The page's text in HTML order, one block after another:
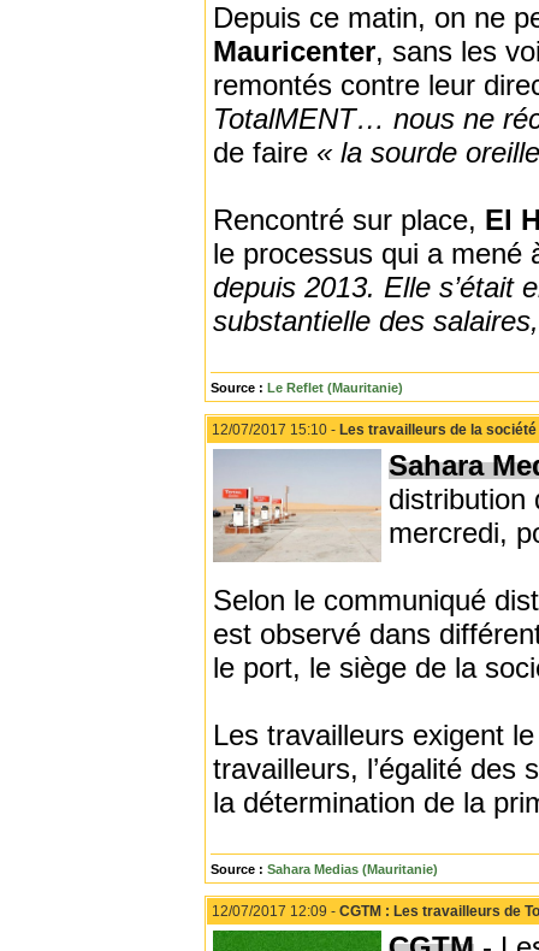
Depuis ce matin, on ne
Mauricenter, sans les
remontés contre leur
TotalMENT… nous ne
de faire « la sourde
Rencontré sur place, El
le processus qui a
depuis 2013. Elle s’était
substantielle des
Source : Le Reflet (Mauritanie)
12/07/2017 15:10 - Les travailleurs de la
Sahara
distribution
mercredi,
Selon le communiqué
est observé dans
le port, le siège de la
Les travailleurs exigent
travailleurs, l’égalité des
la détermination de la
Source : Sahara Medias (Mauritanie)
12/07/2017 12:09 - CGTM : Les travailleurs de